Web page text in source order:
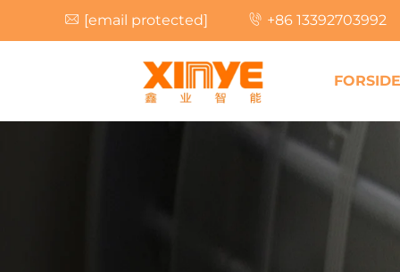
[email protected] +86 13392703992
FORSIDE